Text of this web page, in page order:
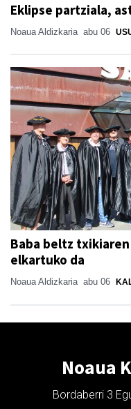
Eklipse partziala,
Noaua Aldizkaria abu 06
Baba beltz
elkartuko da
Noaua Aldizkaria abu 06
Noaua
Bordaberri 3